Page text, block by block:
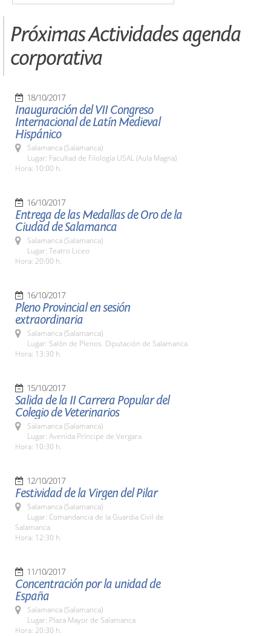
Próximas Actividades agenda
corporativa
18/10/2017
Inauguración del VII Congreso
Internacional de Latín Medieval
Hispánico
Salamanca (Salamanca)
Lugar: Facultad de Filología USAL (Aula Magna)
Hora: 10:00 h.
16/10/2017
Entrega de las Medallas de Oro de la
Ciudad de Salamanca
Salamanca (Salamanca)
Lugar: Teatro Liceo
Hora: 20:00 h.
16/10/2017
Pleno Provincial en sesión
extraordinaria
Salamanca (Salamanca)
Lugar: Salón de Plenos. Diputación de Salamanca
Hora: 13:30 h.
15/10/2017
Salida de la II Carrera Popular del
Colegio de Veterinarios
Salamanca (Salamanca)
Lugar: Avenida Príncipe de Vergara
Hora: 10:30 h.
12/10/2017
Festividad de la Virgen del Pilar
Salamanca (Salamanca)
Lugar: Comandancia de la Guardia Civil de
Salamanca
Hora: 12:30 h.
11/10/2017
Concentración por la unidad de
España
Salamanca (Salamanca)
Lugar: Plaza Mayor de Salamanca
Hora: 20:30 h.